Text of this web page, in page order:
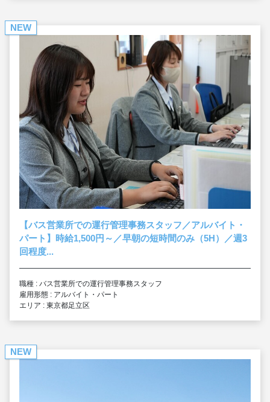
NEW
【バス営業所での運行管理事務スタッフ／アルバイト・
パート】時給1,500円～／早朝の短時間のみ（5H）／週3
回程度...
職種 : バス営業所での運行管理事務スタッフ
雇用形態 : アルバイト・パート
エリア : 東京都足立区
NEW